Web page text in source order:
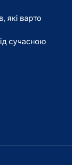
які варто
сучасною